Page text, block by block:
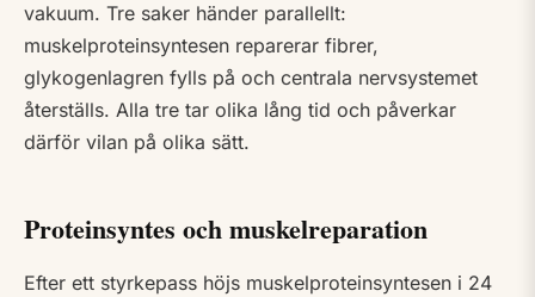
vakuum. Tre saker händer parallellt:
muskelproteinsyntesen reparerar fibrer,
glykogenlagren fylls på och centrala nervsystemet
återställs. Alla tre tar olika lång tid och påverkar
därför vilan på olika sätt.
Proteinsyntes och muskelreparation
Efter ett styrkepass höjs muskelproteinsyntesen i 24